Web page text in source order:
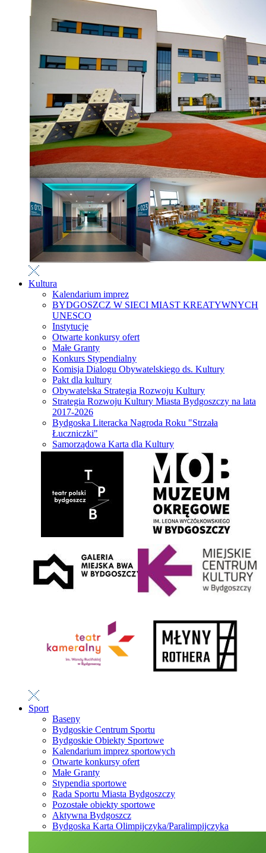
Kultura
Kalendarium imprez
BYDGOSZCZ W SIECI MIAST KREATYWNYCH
UNESCO
Instytucje
Otwarte konkursy ofert
Małe Granty
Konkurs Stypendialny
Komisja Dialogu Obywatelskiego ds. Kultury
Pakt dla kultury
Obywatelska Strategia Rozwoju Kultury
Strategia Rozwoju Kultury Miasta Bydgoszczy na lata
2017-2026
Bydgoska Literacka Nagroda Roku "Strzała
Łuczniczki"
Samorządowa Karta dla Kultury
Sport
Baseny
Bydgoskie Centrum Sportu
Bydgoskie Obiekty Sportowe
Kalendarium imprez sportowych
Otwarte konkursy ofert
Małe Granty
Stypendia sportowe
Rada Sportu Miasta Bydgoszczy
Pozostałe obiekty sportowe
Aktywna Bydgoszcz
Bydgoska Karta Olimpijczyka/Paralimpijczyka